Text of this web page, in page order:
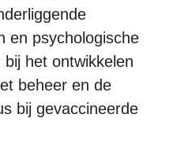
en psychologische
het ontwikkelen
beheer en de
bij gevaccineerde